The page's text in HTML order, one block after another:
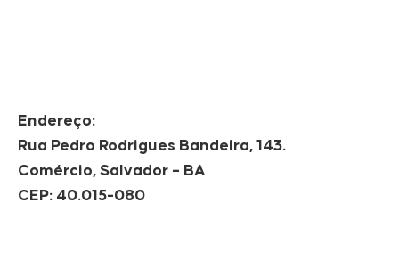
Endereço:
Rua Pedro Rodrigues Bandeira, 143.
Comércio, Salvador – BA
CEP: 40.015-080